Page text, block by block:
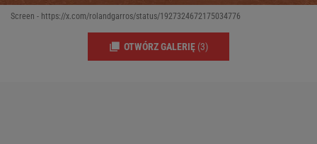
Screen - https://x.com/rolandgarros/status/1927324672175034776
OTWÓRZ GALERIĘ (3)